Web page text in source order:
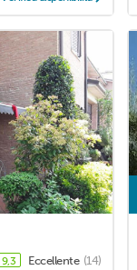
9,3 Eccellente (14)